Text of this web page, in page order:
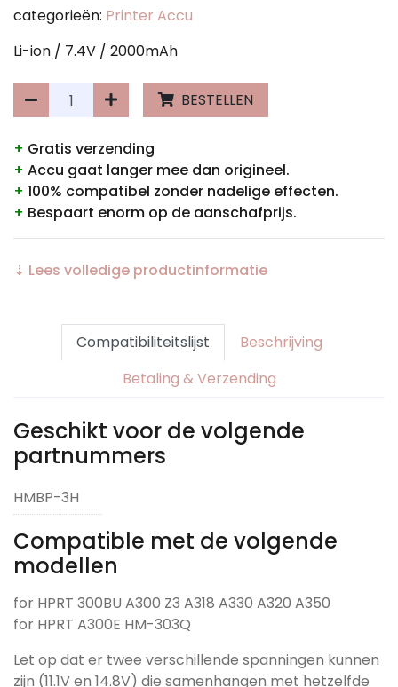
categorieën: Printer Accu
Li-ion / 7.4V / 2000mAh
BESTELLEN
+ Gratis verzending
+ Accu gaat langer mee dan origineel.
+ 100% compatibel zonder nadelige effecten.
+ Bespaart enorm op de aanschafprijs.
⇣ Lees volledige productinformatie
Compatibiliteitslijst
Beschrijving
Betaling & Verzending
Geschikt voor de volgende
partnummers
HMBP-3H
Compatible met de volgende
modellen
for HPRT 300BU A300 Z3 A318 A330 A320 A350
for HPRT A300E HM-303Q
Let op dat er twee verschillende spanningen kunnen
zijn (11.1V en 14.8V) die samenhangen met hetzelfde